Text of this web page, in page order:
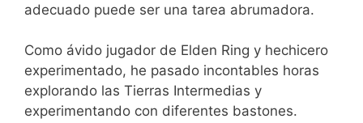
adecuado puede ser una tarea abrumadora.
Como ávido jugador de Elden Ring y hechicero
experimentado, he pasado incontables horas
explorando las Tierras Intermedias y
experimentando con diferentes bastones.